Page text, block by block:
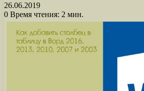
26.06.2019
0 Время чтения: 2 мин.